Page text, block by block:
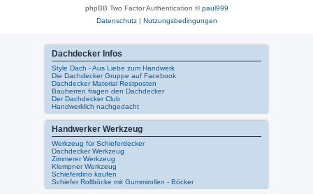
phpBB Two Factor Authentication ©paul999
Datenschutz| Nutzungsbedingungen
Dachdecker Infos
Style Dach - Aus Liebe zum Handwerk
Die Dachdecker Gruppe auf Facebook
Dachdecker Material Restposten
Bauherren fragen den Dachdecker
Der Dachdecker Club
Handwerklich nachgedacht
Handwerker Werkzeug
Werkzeug für Schieferdecker
Dachdecker Werkzeug
Zimmerer Werkzeug
Klempner Werkzeug
Schieferdino kaufen
Schiefer Rollböcke mit Gummirollen - Böcker